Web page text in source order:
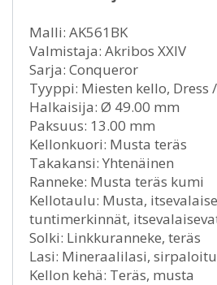
Malli: AK561BK
Valmistaja: Akribos XXIV
Sarja: Conqueror
Tyyppi: Miesten kello, Dress
Halkaisija: Ø 49.00 mm
Paksuus: 13.00 mm
Kellonkuori: Musta teräs
Takakansi: Yhtenäinen
Ranneke: Musta teräs kumi
Kellotaulu: Musta,
tuntimerkinnät,
Solki: Linkkuranneke, teräs
Lasi: Mineraalilasi,
Kellon kehä: Teräs, musta